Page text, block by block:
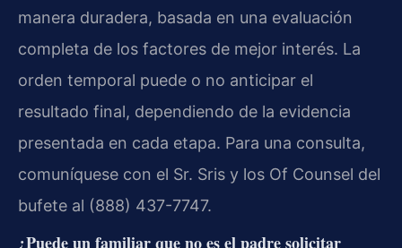
manera duradera, basada en una evaluación
completa de los factores de mejor interés. La
orden temporal puede o no anticipar el
resultado final, dependiendo de la evidencia
presentada en cada etapa. Para una consulta,
comuníquese con el Sr. Sris y los Of Counsel del
bufete al (888) 437-7747.
¿Puede un familiar que no es el padre solicitar